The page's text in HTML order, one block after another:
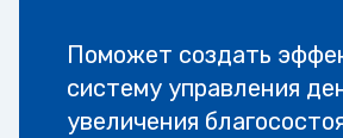
Поможет создать
систему управления
увеличения